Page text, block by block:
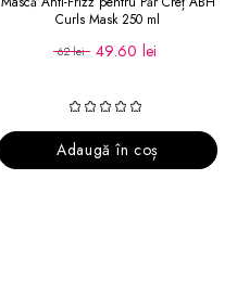
Curls Mask 250 ml
62 lei 49.60 lei
Adaugă în coș